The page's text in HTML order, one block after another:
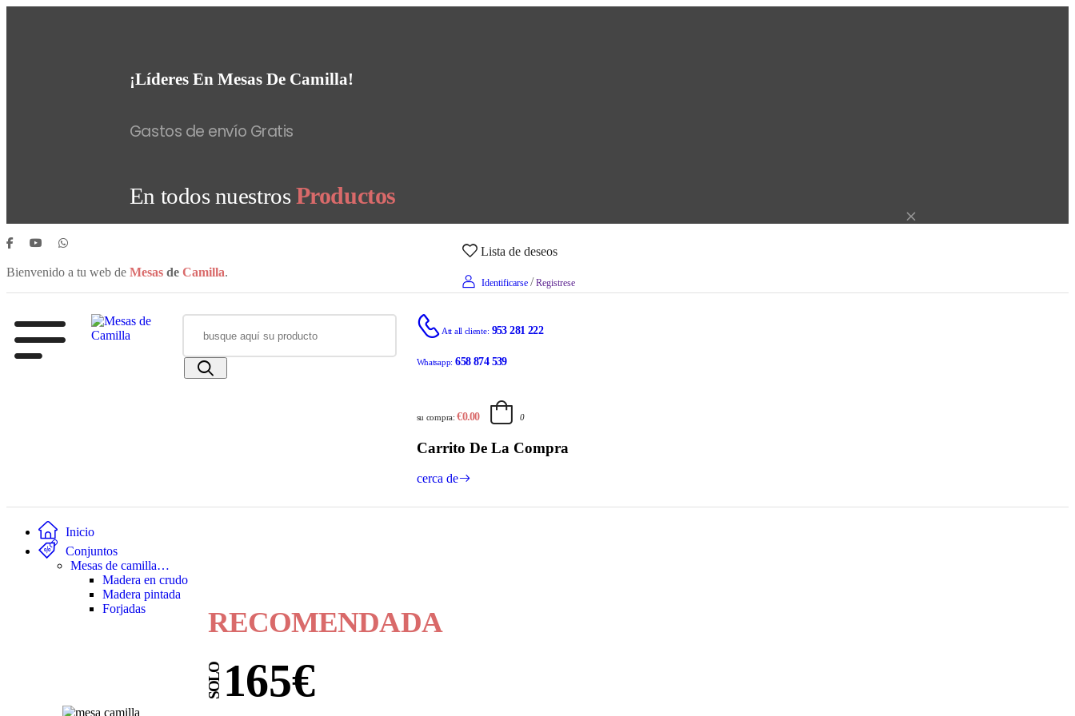
¡Líderes En Mesas De Camilla!
Gastos de envío Gratis
En todos nuestrosProductos
Bienvenido a tu web de Mesas de Camilla.
Lista de deseos
Identificarse / Registrese
Att all cliente: 953 281 222
Whatsapp: 658 874 539
su compra: €0.00 0
Carrito De La Compra
cerca de
Inicio
Conjuntos
Mesas de camilla…
Madera en crudo
Madera pintada
Forjadas
RECOMENDADA
SOLO165€